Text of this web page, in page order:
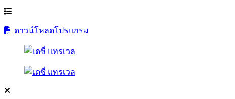
ดาวน์โหลดโปรแกรม